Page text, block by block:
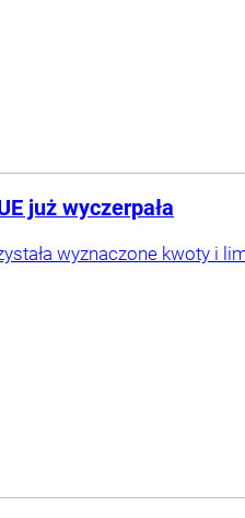
już wyczerpała
wyznaczone kwoty i